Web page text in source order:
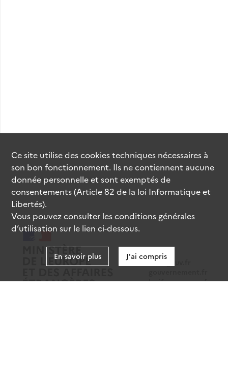
data.gouv.fr
legifrance.gouv.fr
Ce site utilise descookiestechniques nécessaires à
son bon fonctionnement. Ils ne contiennent aucune
donnée personnelle et sont exemptés de
consentements (Article 82 de la loi Informatique et
Libertés).
Vous pouvez consulter les conditions générales
d’utilisation sur le lien ci-dessous.
En savoir plus J'ai compris